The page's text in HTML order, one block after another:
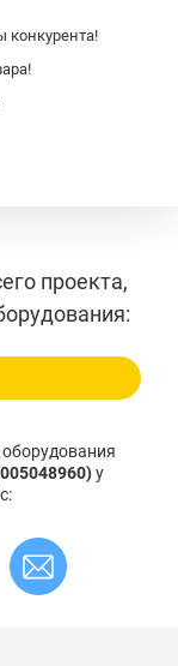
конкурента!
проекта,
у